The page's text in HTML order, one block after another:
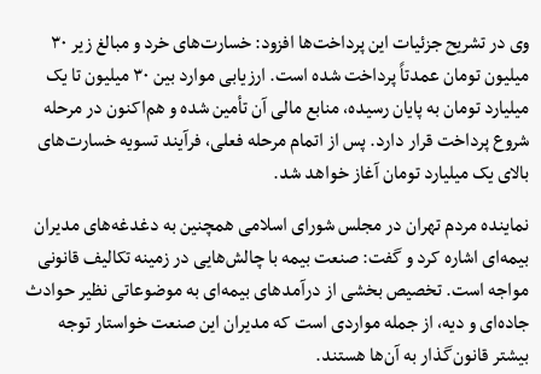
وی در تشریح جزئیات این پرداخت‌ها افزود: خسارت‌های خرد و مبالغ زیر ۳۰
میلیون تومان عمدتاً پرداخت شده است. ارزیابی موارد بین ۳۰ میلیون تا یک
میلیارد تومان به پایان رسیده، منابع مالی آن تأمین شده و هم‌اکنون در مرحله
شروع پرداخت قرار دارد. پس از اتمام مرحله فعلی، فرآیند تسویه خسارت‌های
بالای یک میلیارد تومان آغاز خواهد شد.
نماینده مردم تهران در مجلس شورای اسلامی همچنین به دغدغه‌های مدیران
بیمه‌ای اشاره کرد و گفت: صنعت بیمه با چالش‌هایی در زمینه تکالیف قانونی
مواجه است. تخصیص بخشی از درآمدهای بیمه‌ای به موضوعاتی نظیر حوادث
جاده‌ای و دیه، از جمله مواردی است که مدیران این صنعت خواستار توجه
بیشتر قانون‌گذار به آن‌ها هستند.